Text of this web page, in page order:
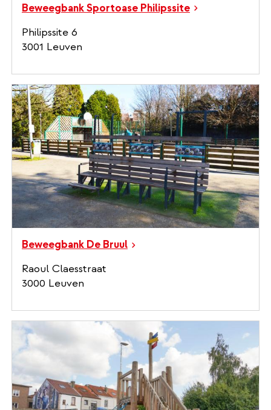
Beweegbank Sportoase Philipssite
Philipssite 6
3001 Leuven
Beweegbank De Bruul
Raoul Claesstraat
3000 Leuven